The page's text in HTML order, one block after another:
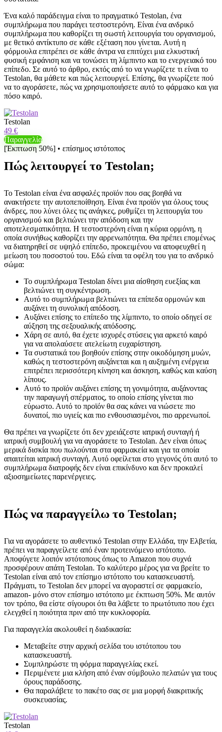
Ένα καλό παράδειγμα είναι το πραγματικό Testolan, ένα
συμπλήρωμα που παράγει τεστοστερόνη. Είναι ένα ανδρικό
συμπλήρωμα που καθορίζει τη σωστή λειτουργία του οργανισμού,
με θετικό αντίκτυπο σε κάθε εξέταση που γίνεται. Αυτή η
φόρμουλα επιτρέπει σε κάθε άντρα να επιτύχει μια ελκυστική
φυσική εμφάνιση και να τονώσει τη λίμπιντο και το ενεργειακό του
επίπεδο. Σε αυτό το άρθρο, εκτός από το να γνωρίζετε τι είναι το
Testolan, θα μάθετε και πώς λειτουργεί. Επίσης, θα γνωρίζετε πού
να το αγοράσετε, πώς να χρησιμοποιήσετε αυτό το φάρμακο και για
πόσο καιρό.
Testolan
49 €
Παραγγελία
[Έκπτωση 50%] • επίσημος ιστότοπος
Πώς λειτουργεί το Testolan;
Το Testolan είναι ένα ασφαλές προϊόν που σας βοηθά να
ανακτήσετε την αυτοπεποίθηση. Είναι ένα προϊόν για όλους τους
άνδρες, που λύνει όλες τις ανάγκες, ρυθμίζει τη λειτουργία του
οργανισμού και βελτιώνει την απόδοση και την
αποτελεσματικότητα. Η τεστοστερόνη είναι η κύρια ορμόνη, η
οποία συνήθως καθορίζει την αρρενωπότητα. Θα πρέπει επομένως
να διατηρηθεί σε υψηλό επίπεδο, προκειμένου να αποφευχθεί η
μείωση του ποσοστού του. Εδώ είναι τα οφέλη του για το ανδρικό
σώμα:
Το συμπλήρωμα Testolan δίνει μια αίσθηση ευεξίας και
βελτιώνει τη συγκέντρωση.
Αυτό το συμπλήρωμα βελτιώνει τα επίπεδα ορμονών και
αυξάνει τη συνολική απόδοση.
Αυξάνει επίσης το επίπεδο της λίμπιντο, το οποίο οδηγεί σε
αύξηση της σεξουαλικής απόδοσης.
Χάρη σε αυτό, θα έχετε ισχυρές στύσεις για αρκετό καιρό
για να απολαύσετε ατελείωτη ευχαρίστηση.
Τα συστατικά του βοηθούν επίσης στην οικοδόμηση μυών,
καθώς η τεστοστερόνη αυξάνεται και η αυξημένη ενέργεια
επιτρέπει περισσότερη κίνηση και άσκηση, καθώς και καύση
λίπους.
Αυτό το προϊόν αυξάνει επίσης τη γονιμότητα, αυξάνοντας
την παραγωγή σπέρματος, το οποίο επίσης γίνεται πιο
εύρωστο. Αυτό το προϊόν θα σας κάνει να νιώσετε πιο
δυνατοί, πιο υγιείς και πιο ενθουσιασμένοι, πιο αρρενωποί.
Θα πρέπει να γνωρίζετε ότι δεν χρειάζεστε ιατρική συνταγή ή
ιατρική συμβουλή για να αγοράσετε το Testolan. Δεν είναι όπως
μερικά δισκία που πωλούνται στα φαρμακεία και για τα οποία
απαιτείται ιατρική συνταγή. Αυτό οφείλεται στο γεγονός ότι αυτό το
συμπλήρωμα διατροφής δεν είναι επικίνδυνο και δεν προκαλεί
αξιοσημείωτες παρενέργειες.
Πώς να παραγγείλω το Testolan;
Για να αγοράσετε το αυθεντικό Testolan στην Ελλάδα, την Ελβετία,
πρέπει να παραγγείλετε από έναν προτεινόμενο ιστότοπο.
Αποφύγετε λοιπόν ιστότοπους όπως το Amazon που συχνά
προσφέρουν απάτη Testolan. Το καλύτερο μέρος για να βρείτε το
Testolan είναι από τον επίσημο ιστότοπο του κατασκευαστή.
Πράγματι, το Testolan δεν μπορεί να αγοραστεί σε φαρμακείο,
amazon- μόνο στον επίσημο ιστότοπο με έκπτωση 50%. Με αυτόν
τον τρόπο, θα είστε σίγουροι ότι θα λάβετε το πρωτότυπο που έχει
ελεγχθεί η ποιότητα πριν από την κυκλοφορία.
Για παραγγελία ακολουθεί η διαδικασία:
Μεταβείτε στην αρχική σελίδα του ιστότοπου του
κατασκευαστή.
Συμπληρώστε τη φόρμα παραγγελίας εκεί.
Περιμένετε μια κλήση από έναν σύμβουλο πελατών για τους
όρους παράδοσης.
Θα παραλάβετε το πακέτο σας σε μια μορφή διακριτικής
συσκευασίας.
Testolan